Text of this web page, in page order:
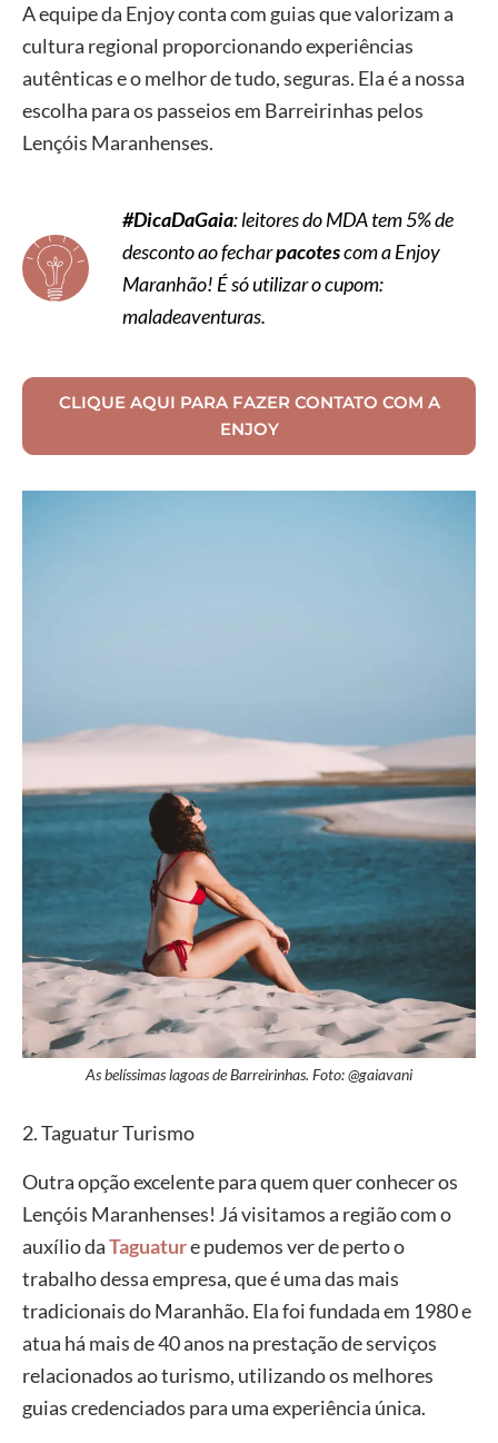
A equipe da Enjoy conta com guias que valorizam a
cultura regional proporcionando experiências
autênticas e o melhor de tudo, seguras. Ela é a nossa
escolha para os passeios em Barreirinhas pelos
Lençóis Maranhenses.
#DicaDaGaia: leitores do MDA tem 5% de
desconto ao fecharpacotescom a Enjoy
Maranhão! É só utilizar o cupom:
maladeaventuras.
CLIQUE AQUI PARA FAZER CONTATO COM A
ENJOY
As belíssimas lagoas de Barreirinhas. Foto: @gaiavani
2. Taguatur Turismo
Outra opção excelente para quem quer conhecer os
Lençóis Maranhenses! Já visitamos a região com o
auxílio daTaguature pudemos ver de perto o
trabalho dessa empresa, que é uma das mais
tradicionais do Maranhão. Ela foi fundada em 1980 e
atua há mais de 40 anos na prestação de serviços
relacionados ao turismo, utilizando os melhores
guias credenciados para uma experiência única.